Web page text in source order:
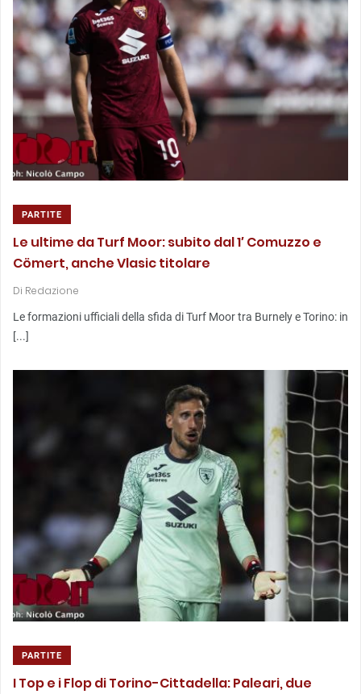
PARTITE
Le ultime da Turf Moor: subito dal 1′ Comuzzo e
Cömert, anche Vlasic titolare
Di Redazione
Le formazioni ufficiali della sfida di Turf Moor tra Burnely e Torino: in
[...]
PARTITE
I Top e i Flop di Torino-Cittadella: Paleari, due